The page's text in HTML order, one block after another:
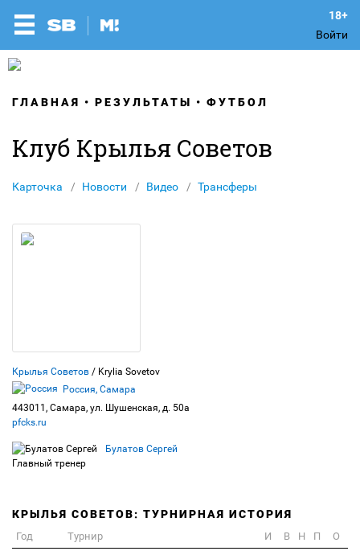
Войти
ГЛАВНАЯ РЕЗУЛЬТАТЫ ФУТБОЛ
Клуб Крылья Советов
Карточка Новости Видео Трансферы
Крылья Советов / Krylia Sovetov
Россия, Самара
443011, Самара, ул. Шушенская, д. 50а
pfcks.ru
Булатов Сергей
Главный тренер
КРЫЛЬЯ СОВЕТОВ: ТУРНИРНАЯ ИСТОРИЯ
Год Турнир И В Н П
О